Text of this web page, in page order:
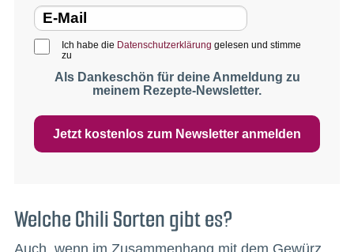
Ich habe die Datenschutzerklärung gelesen und stimme
zu
Als Dankeschön für deine Anmeldung zu
meinem Rezepte-Newsletter.
Jetzt kostenlos zum Newsletter anmelden
Welche Chili Sorten gibt es?